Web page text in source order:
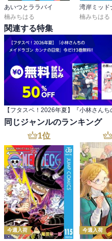
あいつとララバイ
楠みちはる
楠みちはる
関連する特集
同じジャンルのランキング
1位
今週入荷 今週入荷